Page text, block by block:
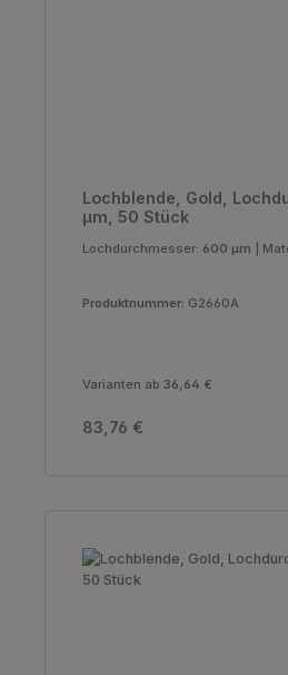
Lochblende, Gold,
µm, 50 Stück
Lochdurchmesser: 600 µm
Produktnummer: G2660A
Varianten ab 36,64 €
Regulärer Preis:
83,76 €